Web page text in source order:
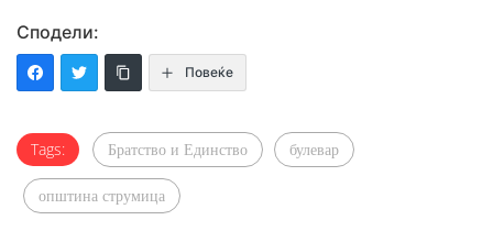
Сподели:
Повеќе
Tags: Братство и Единство булевар
општина струмица